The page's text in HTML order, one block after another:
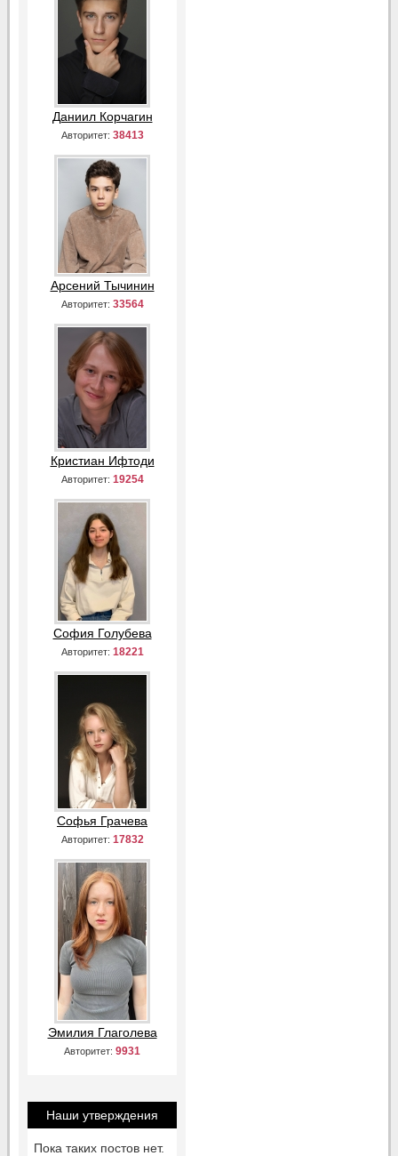
Даниил Корчагин
Авторитет: 38413
Арсений Тычинин
Авторитет: 33564
Кристиан Ифтоди
Авторитет: 19254
София Голубева
Авторитет: 18221
Софья Грачева
Авторитет: 17832
Эмилия Глаголева
Авторитет: 9931
Наши утверждения
Пока таких постов нет.